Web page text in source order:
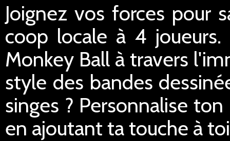
Joignez vos forces pour
coop locale à 4
Monkey Ball à travers
style des bandes
singes ? Personnalise
en ajoutant ta touche à